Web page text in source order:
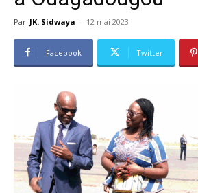
Par JK. Sidwaya - 12 mai 2023
Facebook Twitter